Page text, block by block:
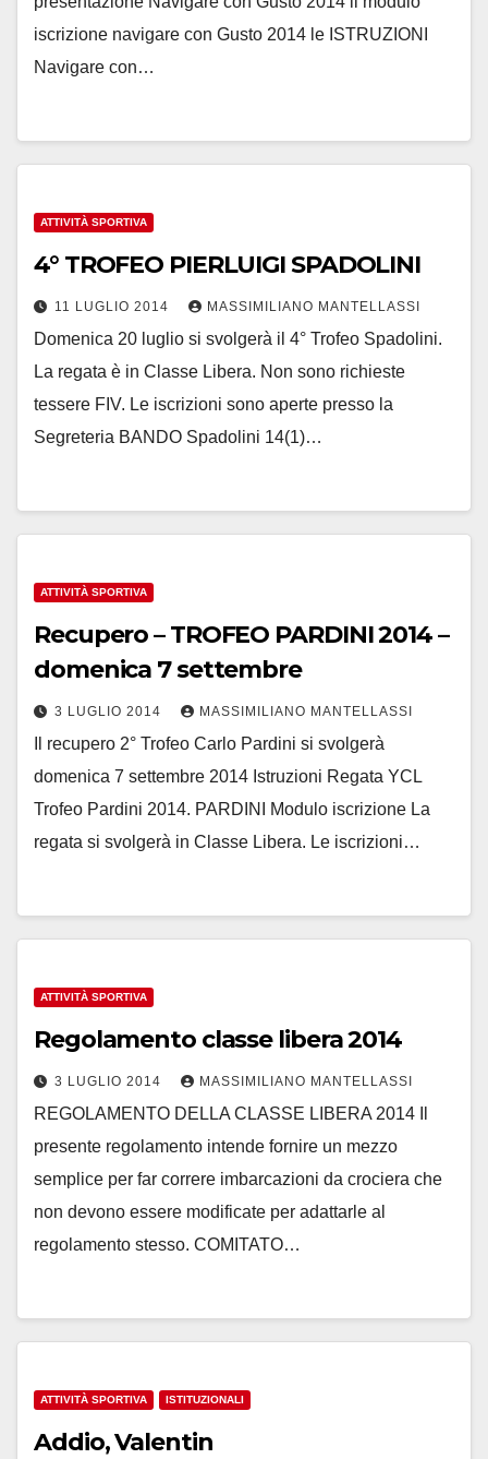
iscrizione navigare con Gusto 2014 le ISTRUZIONI
Navigare con…
ATTIVITÀ SPORTIVA
4° TROFEO PIERLUIGI SPADOLINI
11 LUGLIO 2014 MASSIMILIANO MANTELLASSI
Domenica 20 luglio si svolgerà il 4° Trofeo Spadolini.
La regata è in Classe Libera. Non sono richieste
tessere FIV. Le iscrizioni sono aperte presso la
Segreteria BANDO Spadolini 14(1)…
ATTIVITÀ SPORTIVA
Recupero – TROFEO PARDINI 2014 –
domenica 7 settembre
3 LUGLIO 2014 MASSIMILIANO MANTELLASSI
Il recupero 2° Trofeo Carlo Pardini si svolgerà
domenica 7 settembre 2014 Istruzioni Regata YCL
Trofeo Pardini 2014. PARDINI Modulo iscrizione La
regata si svolgerà in Classe Libera. Le iscrizioni…
ATTIVITÀ SPORTIVA
Regolamento classe libera 2014
3 LUGLIO 2014 MASSIMILIANO MANTELLASSI
REGOLAMENTO DELLA CLASSE LIBERA 2014 Il
presente regolamento intende fornire un mezzo
semplice per far correre imbarcazioni da crociera che
non devono essere modificate per adattarle al
regolamento stesso. COMITATO…
ATTIVITÀ SPORTIVA ISTITUZIONALI
Addio, Valentin